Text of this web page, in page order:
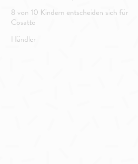
8 von 10 Kindern entscheiden sich für
Cosatto
Händler